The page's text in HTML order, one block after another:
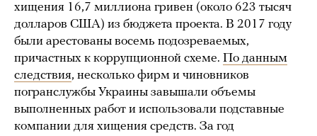
хищения 16,7 миллиона гривен (около 623 тысяч
долларов США) из бюджета проекта. В 2017 году
были арестованы восемь подозреваемых,
причастных к коррупционной схеме. По данным
следствия, несколько фирм и чиновников
погранслужбы Украины завышали объемы
выполненных работ и использовали подставные
компании для хищения средств. За год